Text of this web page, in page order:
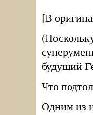
[В
будущий
Что
Одним из